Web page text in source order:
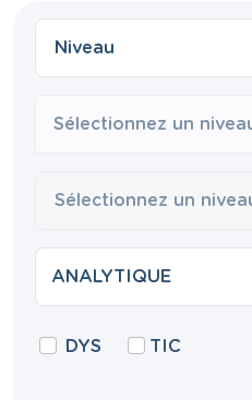
Sélectionnez un
DYS TIC